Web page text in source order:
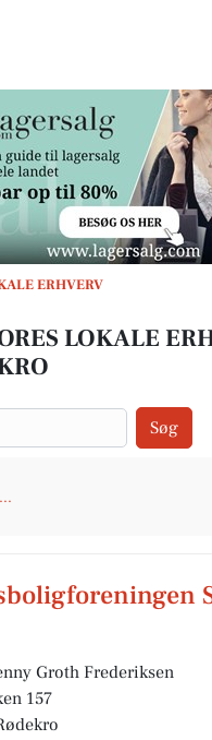
ERHVERV
LOKALE
Søg
Groth Frederiksen
157